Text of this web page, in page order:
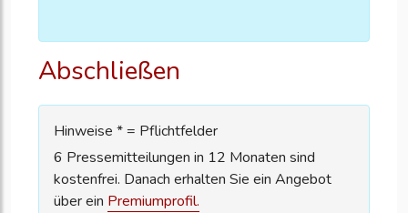
Abschließen
Hinweise * = Pflichtfelder
6 Pressemitteilungen in 12 Monaten sind
kostenfrei. Danach erhalten Sie ein Angebot
über ein Premiumprofil.